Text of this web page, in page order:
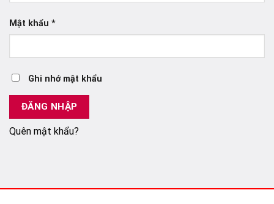
Mật khẩu *
Ghi nhớ mật khẩu
ĐĂNG NHẬP
Quên mật khẩu?